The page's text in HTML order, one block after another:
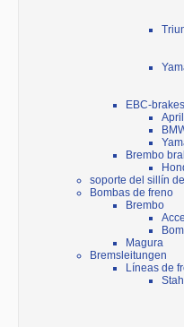
EBC-brakes
Brembo
soporte del sillín
Bombas de freno
Brembo
Magura
Bremsleitungen
Líneas de